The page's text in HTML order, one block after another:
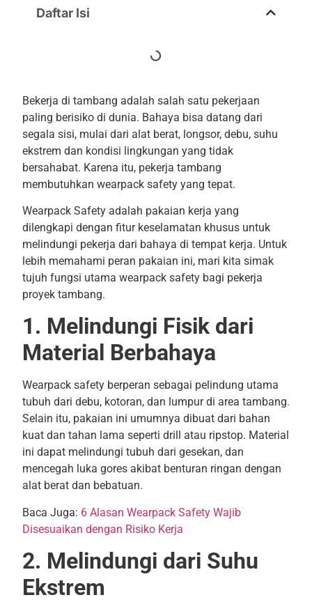
Daftar Isi
Bekerja di tambang adalah salah satu pekerjaan
paling berisiko di dunia. Bahaya bisa datang dari
segala sisi, mulai dari alat berat, longsor, debu, suhu
ekstrem dan kondisi lingkungan yang tidak
bersahabat. Karena itu, pekerja tambang
membutuhkan wearpack safety yang tepat.
Wearpack Safety adalah pakaian kerja yang
dilengkapi dengan fitur keselamatan khusus untuk
melindungi pekerja dari bahaya di tempat kerja. Untuk
lebih memahami peran pakaian ini, mari kita simak
tujuh fungsi utama wearpack safety bagi pekerja
proyek tambang.
1. Melindungi Fisik dari
Material Berbahaya
Wearpack safety berperan sebagai pelindung utama
tubuh dari debu, kotoran, dan lumpur di area tambang.
Selain itu, pakaian ini umumnya dibuat dari bahan
kuat dan tahan lama seperti drill atau ripstop. Material
ini dapat melindungi tubuh dari gesekan, dan
mencegah luka gores akibat benturan ringan dengan
alat berat dan bebatuan.
Baca Juga: 6 Alasan Wearpack Safety Wajib
Disesuaikan dengan Risiko Kerja
2. Melindungi dari Suhu
Ekstrem